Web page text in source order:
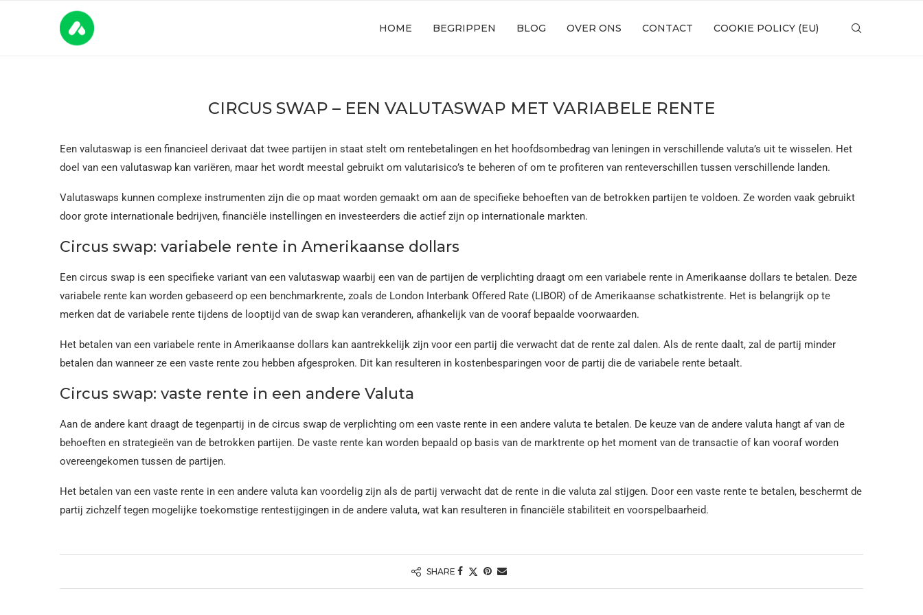
HOME BEGRIPPEN BLOG OVER ONS CONTACT COOKIE POLICY (EU)
CIRCUS SWAP – EEN VALUTASWAP MET VARIABELE RENTE
Een valutaswap is een financieel derivaat dat twee partijen in staat stelt om rentebetalingen en het hoofdsombedrag van leningen in verschillende valuta’s uit te wisselen. Het
doel van een valutaswap kan variëren, maar het wordt meestal gebruikt om valutarisico’s te beheren of om te profiteren van renteverschillen tussen verschillende landen.
Valutaswaps kunnen complexe instrumenten zijn die op maat worden gemaakt om aan de specifieke behoeften van de betrokken partijen te voldoen. Ze worden vaak gebruikt
door grote internationale bedrijven, financiële instellingen en investeerders die actief zijn op internationale markten.
Circus swap: variabele rente in Amerikaanse dollars
Een circus swap is een specifieke variant van een valutaswap waarbij een van de partijen de verplichting draagt om een variabele rente in Amerikaanse dollars te betalen. Deze
variabele rente kan worden gebaseerd op een benchmarkrente, zoals de London Interbank Offered Rate (LIBOR) of de Amerikaanse schatkistrente. Het is belangrijk op te
merken dat de variabele rente tijdens de looptijd van de swap kan veranderen, afhankelijk van de vooraf bepaalde voorwaarden.
Het betalen van een variabele rente in Amerikaanse dollars kan aantrekkelijk zijn voor een partij die verwacht dat de rente zal dalen. Als de rente daalt, zal de partij minder
betalen dan wanneer ze een vaste rente zou hebben afgesproken. Dit kan resulteren in kostenbesparingen voor de partij die de variabele rente betaalt.
Circus swap: vaste rente in een andere Valuta
Aan de andere kant draagt de tegenpartij in de circus swap de verplichting om een vaste rente in een andere valuta te betalen. De keuze van de andere valuta hangt af van de
behoeften en strategieën van de betrokken partijen. De vaste rente kan worden bepaald op basis van de marktrente op het moment van de transactie of kan vooraf worden
overeengekomen tussen de partijen.
Het betalen van een vaste rente in een andere valuta kan voordelig zijn als de partij verwacht dat de rente in die valuta zal stijgen. Door een vaste rente te betalen, beschermt de
partij zichzelf tegen mogelijke toekomstige rentestijgingen in de andere valuta, wat kan resulteren in financiële stabiliteit en voorspelbaarheid.
SHARE